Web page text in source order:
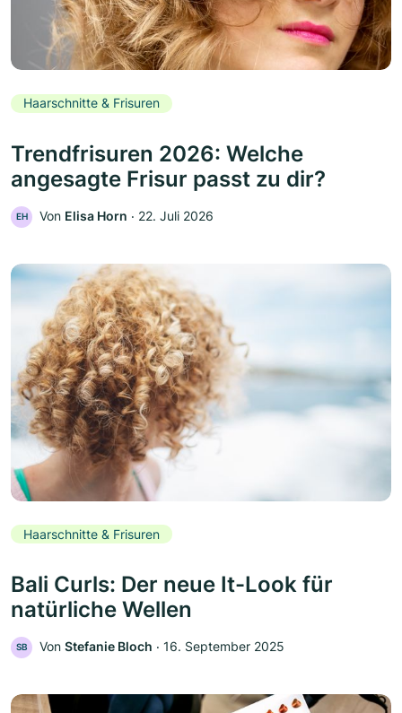
Haarschnitte & Frisuren
Trendfrisuren 2026: Welche
angesagte Frisur passt zu dir?
EH Von Elisa Horn ‧ 22. Juli 2026
Haarschnitte & Frisuren
Bali Curls: Der neue It-Look für
natürliche Wellen
SB Von Stefanie Bloch ‧ 16. September 2025